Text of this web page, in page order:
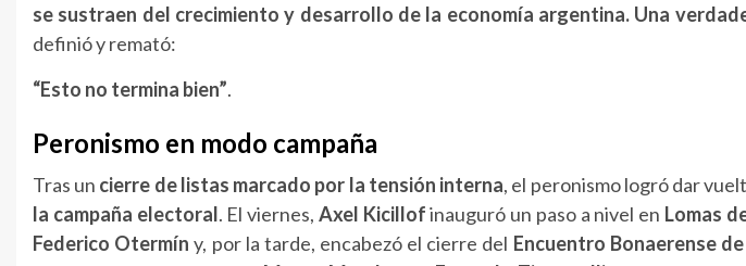
se sustraen del crecimiento y desarrollo de la economía argentina. Una
definió y remató:
“Esto no termina bien”.
Peronismo en modo campaña
Tras un cierre de listas marcado por la tensión interna, el peronismo logró dar
la campaña electoral. El viernes, Axel Kicillofinauguró un paso a nivel en Lomas
Federico Otermín y, por la tarde, encabezó el cierre del Encuentro Bonaerense